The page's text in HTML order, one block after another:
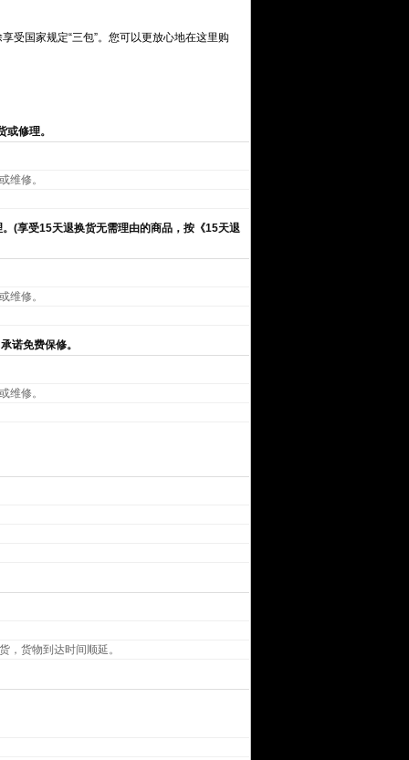
受国家规定“三包”。您可以更放心地在这里购
修理。
维修。
(享受15天退换货无需理由的商品，按《15天退
维修。
诺免费保修。
维修。
，货物到达时间顺延。